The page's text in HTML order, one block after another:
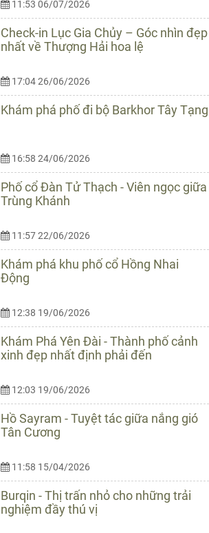
11:53 06/07/2026
Check-in Lục Gia Chủy – Góc nhìn đẹp
nhất về Thượng Hải hoa lệ
17:04 26/06/2026
Khám phá phố đi bộ Barkhor Tây Tạng
16:58 24/06/2026
Phố cổ Đàn Tử Thạch - Viên ngọc giữa
Trùng Khánh
11:57 22/06/2026
Khám phá khu phố cổ Hồng Nhai
Động
12:38 19/06/2026
Khám Phá Yên Đài - Thành phố cảnh
xinh đẹp nhất định phải đến
12:03 19/06/2026
Hồ Sayram - Tuyệt tác giữa nắng gió
Tân Cương
11:58 15/04/2026
Burqin - Thị trấn nhỏ cho những trải
nghiệm đầy thú vị